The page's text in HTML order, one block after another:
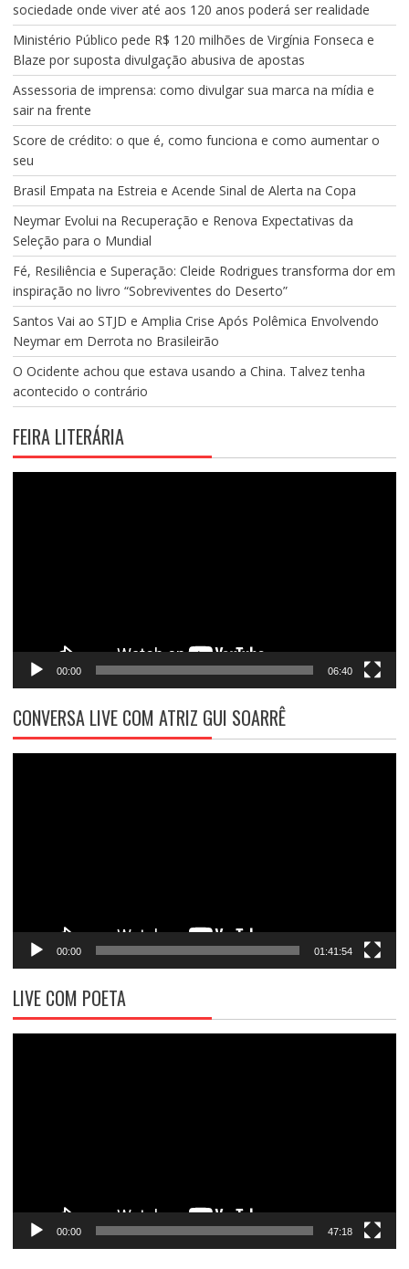
sociedade onde viver até aos 120 anos poderá ser realidade
Ministério Público pede R$ 120 milhões de Virgínia Fonseca e
Blaze por suposta divulgação abusiva de apostas
Assessoria de imprensa: como divulgar sua marca na mídia e
sair na frente
Score de crédito: o que é, como funciona e como aumentar o
seu
Brasil Empata na Estreia e Acende Sinal de Alerta na Copa
Neymar Evolui na Recuperação e Renova Expectativas da
Seleção para o Mundial
Fé, Resiliência e Superação: Cleide Rodrigues transforma dor em
inspiração no livro “Sobreviventes do Deserto”
Santos Vai ao STJD e Amplia Crise Após Polêmica Envolvendo
Neymar em Derrota no Brasileirão
O Ocidente achou que estava usando a China. Talvez tenha
acontecido o contrário
FEIRA LITERÁRIA
00:00 06:40
CONVERSA LIVE COM ATRIZ GUI SOARRÊ
00:00 01:41:54
LIVE COM POETA
00:00 47:18